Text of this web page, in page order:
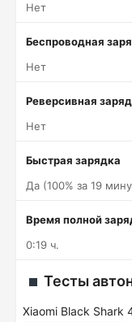
Нет
Беспроводная
Нет
Реверсивная
Нет
Быстрая зарядка
Да (100% за 19
Время полной
0:19 ч.
Тесты
Xiaomi Black Shark